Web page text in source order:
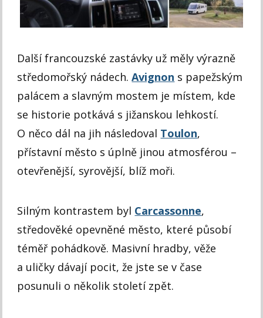
Další francouzské zastávky už měly výrazně
středomořský nádech.Avignon s papežským
palácem a slavným mostem je místem, kde
se historie potkává s jižanskou lehkostí.
O něco dál na jih následoval Toulon,
přístavní město s úplně jinou atmosférou –
otevřenější, syrovější, blíž moři.
Silným kontrastem byl Carcassonne,
středověké opevněné město, které působí
téměř pohádkově. Masivní hradby, věže
a uličky dávají pocit, že jste se v čase
posunuli o několik století zpět.